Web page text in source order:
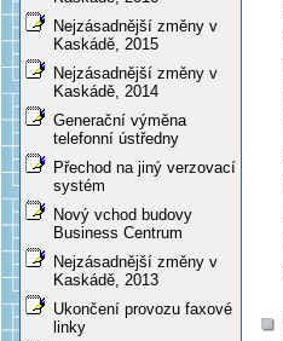
Nejzásadnější změny v
Kaskádě, 2015
Nejzásadnější změny v
Kaskádě, 2014
Generační výměna
telefonní ústředny
Přechod na jiný verzovací
systém
Nový vchod budovy
Business Centrum
Nejzásadnější změny v
Kaskádě, 2013
Ukončení provozu faxové
linky